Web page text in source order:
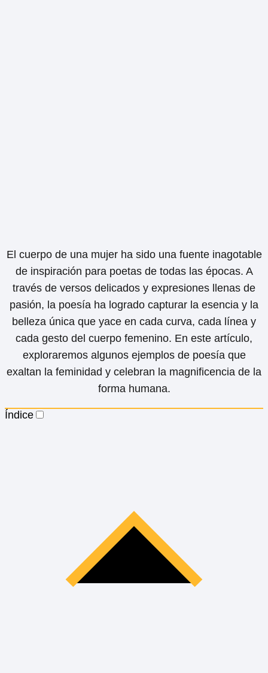
El cuerpo de una mujer ha sido una fuente inagotable
de inspiración para poetas de todas las épocas. A
través de versos delicados y expresiones llenas de
pasión, la poesía ha logrado capturar la esencia y la
belleza única que yace en cada curva, cada línea y
cada gesto del cuerpo femenino. En este artículo,
exploraremos algunos ejemplos de poesía que
exaltan la feminidad y celebran la magnificencia de la
forma humana.
Índice